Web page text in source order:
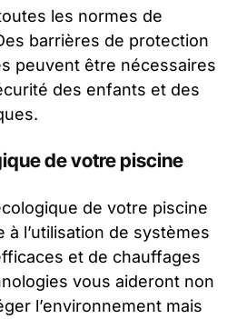
les normes de
barrières de protection
peuvent être nécessaires
des enfants et des
de votre piscine
de votre piscine
à l’utilisation de systèmes
et de chauffages
vous aideront non
l’environnement mais